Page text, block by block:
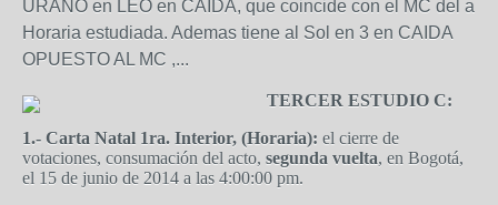
URANO en LEO en CAIDA, que coincide con el MC del a
Horaria estudiada. Ademas tiene al Sol en 3 en CAIDA
OPUESTO AL MC ,...
TERCER ESTUDIO C:
1.- Carta Natal 1ra. Interior, (Horaria): el cierre de
votaciones, consumación del acto, segunda vuelta, en Bogotá,
el 15 de junio de 2014 a las 4:00:00 pm.